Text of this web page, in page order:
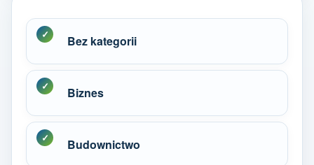
Bez kategorii
Biznes
Budownictwo